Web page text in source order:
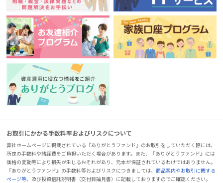
お取引にかかる手数料率およびリスクについて
弊社ホームページに掲載されている『ありがとうファンド』のお取引をしていただく際には、
所定の手数料や諸経費をご負担いただく場合があります。また、『ありがとうファンド』には
価格の変動等により損失が生じるおそれがあり、元本が保証されているわけではありません。
『ありがとうファンド』の手数料等およびリスクにつきましては、商品案内やお取引に関する
ページ等、及び投資信託説明書（交付目論見書）に記載しておりますのでご確認ください。